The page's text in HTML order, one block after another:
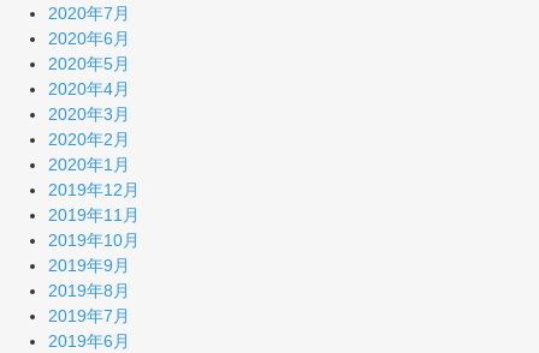
2020年7月
2020年6月
2020年5月
2020年4月
2020年3月
2020年2月
2020年1月
2019年12月
2019年11月
2019年10月
2019年9月
2019年8月
2019年7月
2019年6月